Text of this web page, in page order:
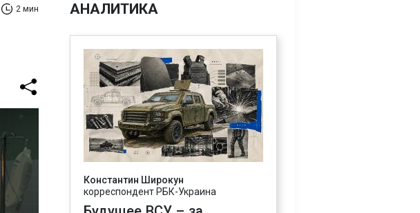
2 мин АНАЛИТИКА
Константин Широкун
корреспондент РБК-Украина